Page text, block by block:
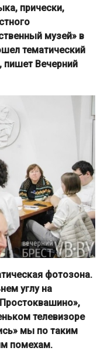
прически,
музей» в
тематический
пишет Вечерний
фотозона.
углу на
телевизоре
мы по таким
помехам.